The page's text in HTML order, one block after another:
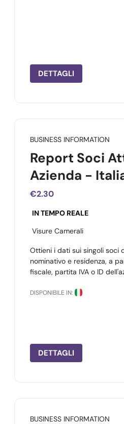
DETTAGLI
BUSINESS INFORMATION
Report Soci
Azienda -
€2.30
IN TEMPO REALE
Visure Camerali
Ottieni i dati sui singoli soci
nominativo e residenza, a
fiscale, partita IVA o ID
DISPONIBILE IN:
DETTAGLI
BUSINESS INFORMATION